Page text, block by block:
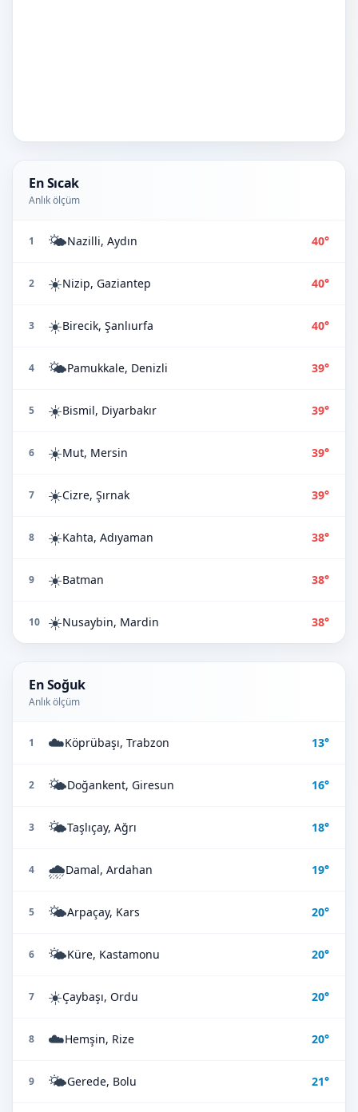
En Sıcak
Anlık ölçüm
1 🌤️Nazilli, Aydın 40°
2 ☀️Nizip, Gaziantep 40°
3 ☀️Birecik, Şanlıurfa 40°
4 🌤️Pamukkale, Denizli 39°
5 ☀️Bismil, Diyarbakır 39°
6 ☀️Mut, Mersin 39°
7 ☀️Cizre, Şırnak 39°
8 ☀️Kahta, Adıyaman 38°
9 ☀️Batman 38°
10 ☀️Nusaybin, Mardin 38°
En Soğuk
Anlık ölçüm
1 ☁️Köprübaşı, Trabzon 13°
2 🌤️Doğankent, Giresun 16°
3 🌤️Taşlıçay, Ağrı 18°
4 🌧️Damal, Ardahan 19°
5 🌤️Arpaçay, Kars 20°
6 🌤️Küre, Kastamonu 20°
7 ☀️Çaybaşı, Ordu 20°
8 ☁️Hemşin, Rize 20°
9 🌤️Gerede, Bolu 21°